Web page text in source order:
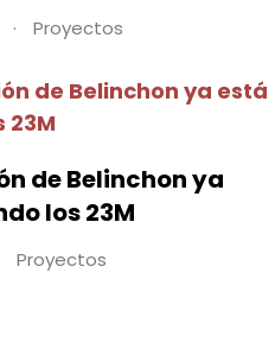
Proyectos
de Belinchon ya
los 23M
Proyectos